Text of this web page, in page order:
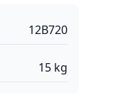
12B720
15 kg